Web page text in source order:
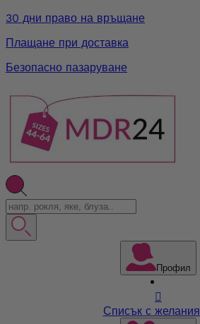
30 дни право на връщане
Плащане при доставка
Безопасно пазаруване
Профил

Списък с желания